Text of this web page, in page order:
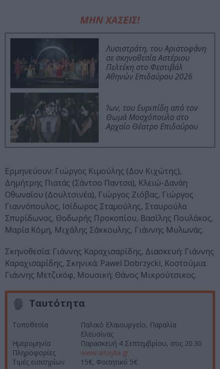
ΜΗΝ ΧΑΣΕΙΣ!
Λυσιστράτη, του Αριστοφάνη
σε σκηνοθεσία Αστέριου
Πελτέκη στο Φεστιβάλ
Αθηνών Επιδαύρου 2026
Ίων, του Ευριπίδη από τον
Θωμά Μοσχόπουλο στο
Αρχαίο Θέατρο Επιδαύρου
Ερμηνεύουν: Γιώργος Κιμούλης (Δον Κιχώτης),
Δημήτρης Πιατάς (Σάντσο Παντσα), Κλειώ-Δανάη
Οθωναίου (Δουλτσινέα), Γιώργος Ζιόβας, Γιώργος
Γιαννόπουλος, Ισίδωρος Σταμούλης, Σταυρούλα
Σπυρίδωνος, Θοδωρής Προκοπίου, Βασίλης Πουλάκος,
Μαρία Κόμη, Μιχάλης Σάκκουλης, Γιάννης Μυλωνάς.
Σκηνοθεσία: Γιάννης Καραχισαρίδης, Διασκευή: Γιάννης
Καραχισαρίδης, Σκηνικά: Pawel Dobrzycki, Κοστούμια:
Γιάννης Μετζικόφ, Μουσική: Θάνος Μικρούτσικος.
Ταυτότητα
Τοποθεσία
Παλαιό Ελαιουργείο, Παραλία
Ελευσίνας
Ημερομηνία
Παρασκευή 4 Σεπτεμβρίου, στις 20.30
Πληροφορίες
www.aisxylia.gr
Τιμές εισιτηρίων
15€, Φοιτητικό 5€